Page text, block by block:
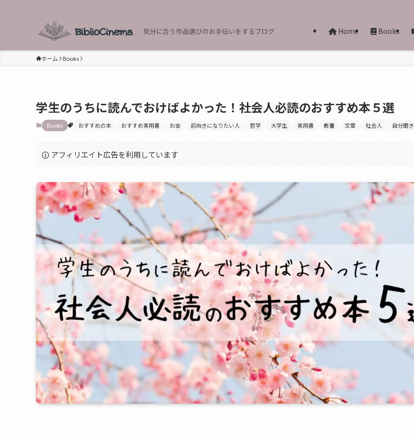
気分に合う作品選びのお手伝いをするブログ Home Books
ホーム Books
学生のうちに読んでおけばよかった！社会人必読のおすすめ本５選
Books おすすめの本 おすすめ実用書 お金 前向きになりたい人 哲学 大学生 実用書 教養 文章 社会人 自分磨き
アフィリエイト広告を利用しています